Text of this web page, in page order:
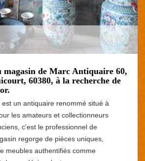
magasin de Marc Antiquaire 60,
60380, à la recherche de
un antiquaire renommé situé à
les amateurs et collectionneurs
c'est le professionnel de
regorge de pièces uniques,
meubles authentifiés comme